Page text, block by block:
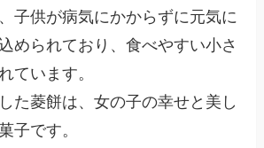
子供が病気にかからずに元気に
められており、食べやすい小さ
ています。
た菱餅は、女の子の幸せと美し
子です。